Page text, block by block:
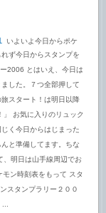
いよいよ今日からポケ
ず今日からスタンプを
2006 とはいえ、今日は
した。７つ全部押して
スタート！は明日以降
お気に入りのリュック
く今日からはじまった
と準備してます。ちな
、明日は山手線周辺でお
ン時刻表をもって スタ
スタンプラリー２００
...